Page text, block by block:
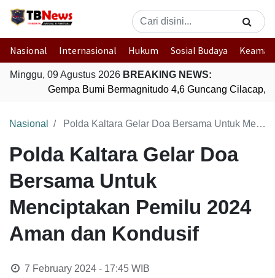
Nasional Internasional Hukum Sosial Budaya
Minggu, 09 Agustus 2026 BREAKING NEWS:
Gempa Bumi Bermagnitudo 4,6 Guncang Cilacap,
Nasional Polda Kaltara Gelar Doa Bersama Untuk Menciptakan Pemilu 2024 Aman dan Kondusif
Polda Kaltara Gelar Doa
Bersama Untuk
Menciptakan Pemilu 2024
Aman dan Kondusif
7 February 2024 - 17:45WIB